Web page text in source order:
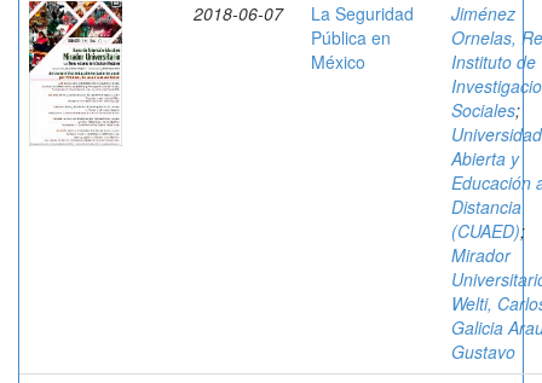
2018-06-07
La Seguridad
Pública en
México
Jiménez
Ornelas,
Instituto de
Sociales;
Universidad
Abierta y
Educación
Distancia
(CUAED);
Mirador
Welti,
Galicia
Gustavo